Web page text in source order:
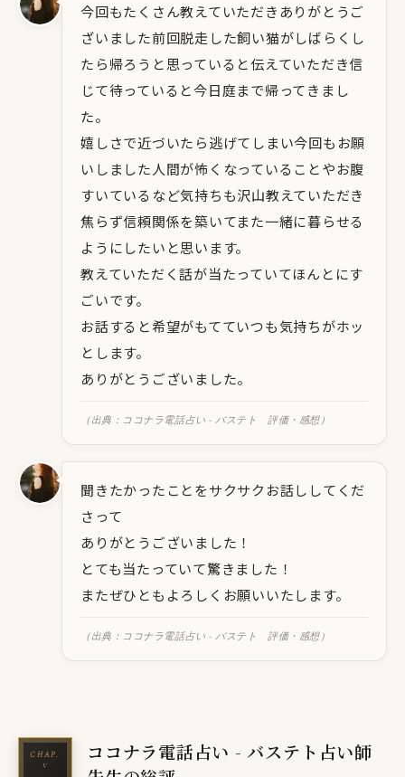
今回もたくさん教えていただきありがとうご
ざいました前回脱走した飼い猫がしばらくし
たら帰ろうと思っていると伝えていただき信
じて待っていると今日庭まで帰ってきまし
た。
嬉しさで近づいたら逃げてしまい今回もお願
いしました人間が怖くなっていることやお腹
すいているなど気持ちも沢山教えていただき
焦らず信頼関係を築いてまた一緒に暮らせる
ようにしたいと思います。
教えていただく話が当たっていてほんとにす
ごいです。
お話すると希望がもてていつも気持ちがホッ
とします。
ありがとうございました。
（出典：ココナラ電話占い - バステト 評価・感想）
聞きたかったことをサクサクお話ししてくだ
さって
ありがとうございました！
とても当たっていて驚きました！
またぜひともよろしくお願いいたします。
（出典：ココナラ電話占い - バステト 評価・感想）
ココナラ電話占い - バステト占い師